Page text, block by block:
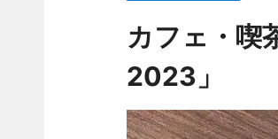
カフェ・喫
2023」